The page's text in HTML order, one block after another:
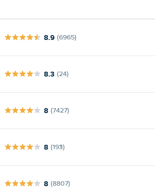
8.9 (6965)
8.3 (24)
8 (7427)
8 (193)
8 (8807)